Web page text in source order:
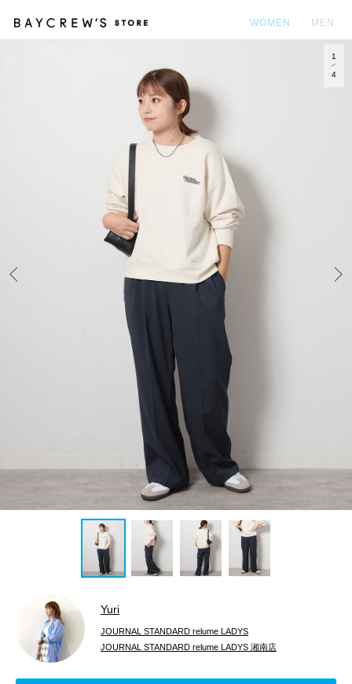
WOMEN MEN
1
4
Yuri
JOURNAL STANDARD relume LADYS
JOURNAL STANDARD relume LADYS 湘南店